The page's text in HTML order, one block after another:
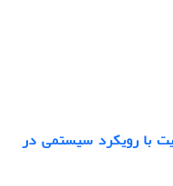
با رویکرد سیستمی در